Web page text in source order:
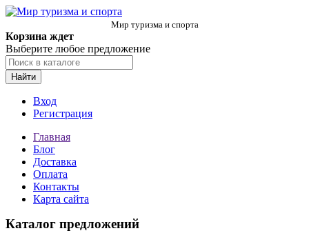
Мир туризма и спорта
Корзина ждет
Выберите любое предложение
Найти
Вход
Регистрация
Главная
Блог
Доставка
Оплата
Контакты
Карта сайта
Каталог предложений